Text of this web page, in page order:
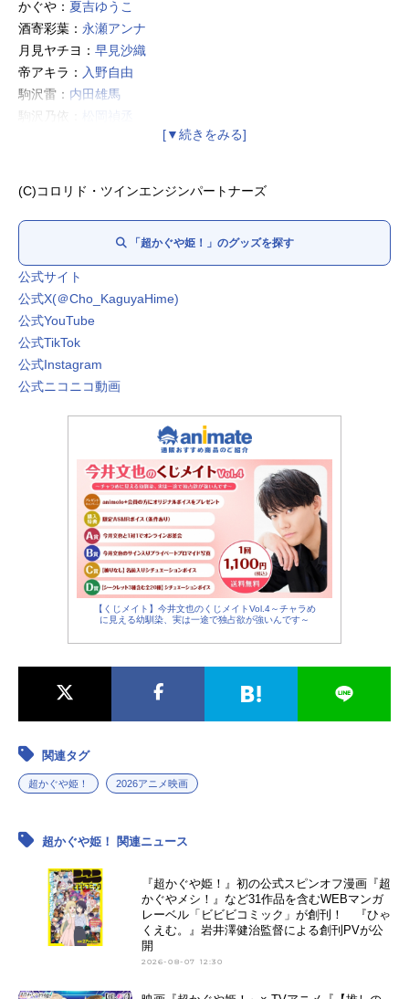
かぐや： 夏吉ゆうこ
酒寄彩葉： 永瀬アンナ
月見ヤチヨ： 早見沙織
帝アキラ： 入野自由
駒沢雷： 内田雄馬
駒沢乃依：
釘宮理恵
乙事照琴：花江夏樹
坂本真綾
酒寄朝久：鈴村健一
担任の先生：
小林親弘
音楽の先生：宮沢きよこ
犬DOGE：庄司更紗
(C)コロリド・ツインエンジンパートナーズ
「超かぐや姫！」のグッズを探す
公式サイト
公式X(＠Cho_KaguyaHime)
公式YouTube
公式TikTok
公式Instagram
公式ニコニコ動画
【くじメイト】今井文也のくじメイトVol.4～チャラめ
に見える幼馴染、実は一途で独占欲が強いんです～
関連タグ
超かぐや姫！ 2026アニメ映画
超かぐや姫！ 関連ニュース
『超かぐや姫！』初の公式スピンオフ漫画『超
かぐやメシ！』など31作品を含むWEBマンガ
レーベル「ビビビコミック」が創刊！ 『ひゃ
くえむ。』岩井澤健治監督による創刊PVが公
開
2026-08-07 12:30